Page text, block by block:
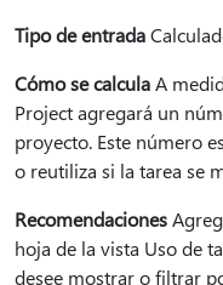
Tipo de entrada
Cómo se calculaA
Project agregará un
proyecto. Este número
o reutiliza si la tarea se
Recomendaciones
hoja de la vista Uso de
desee mostrar o filtrar